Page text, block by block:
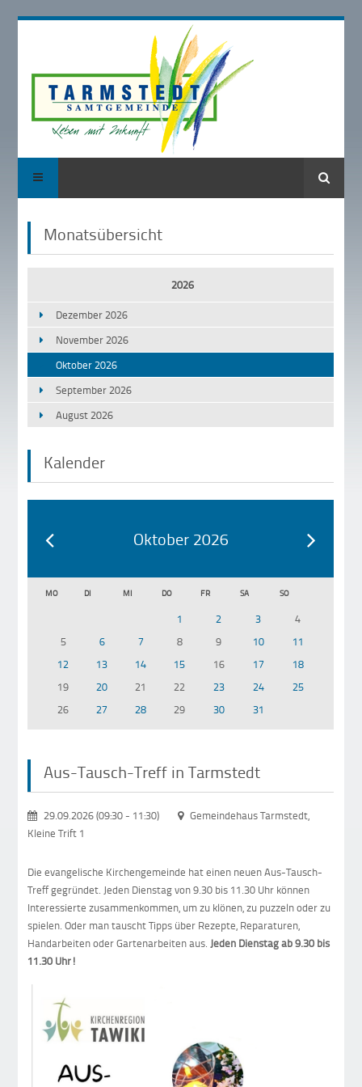
Suche
Monatsübersicht
2026
Dezember 2026
November 2026
Oktober 2026
September 2026
August 2026
Kalender
Oktober 2026
MO DI MI DO FR SA SO
1 2 3
4
5
6 7 8 9 10
11
12
13 14 15 16 17
18
19
20 21 22 23 24
25
26
27 28 29 30 31
Aus-Tausch-Treff in Tarmstedt
29.09.2026 (09:30- 11:30)
Gemeindehaus Tarmstedt,
Kleine Trift 1
Die evangelische Kirchengemeinde hat einen neuen Aus-Tausch-
Treff gegründet. Jeden Dienstag von 9.30 bis 11.30 Uhr können
Interessierte zusammenkommen, um zu klönen, zu puzzeln oder zu
spielen. Oder man tauscht Tipps über Rezepte, Reparaturen,
Handarbeiten oder Gartenarbeiten aus.Jeden Dienstag ab 9.30 bis
11.30 Uhr!